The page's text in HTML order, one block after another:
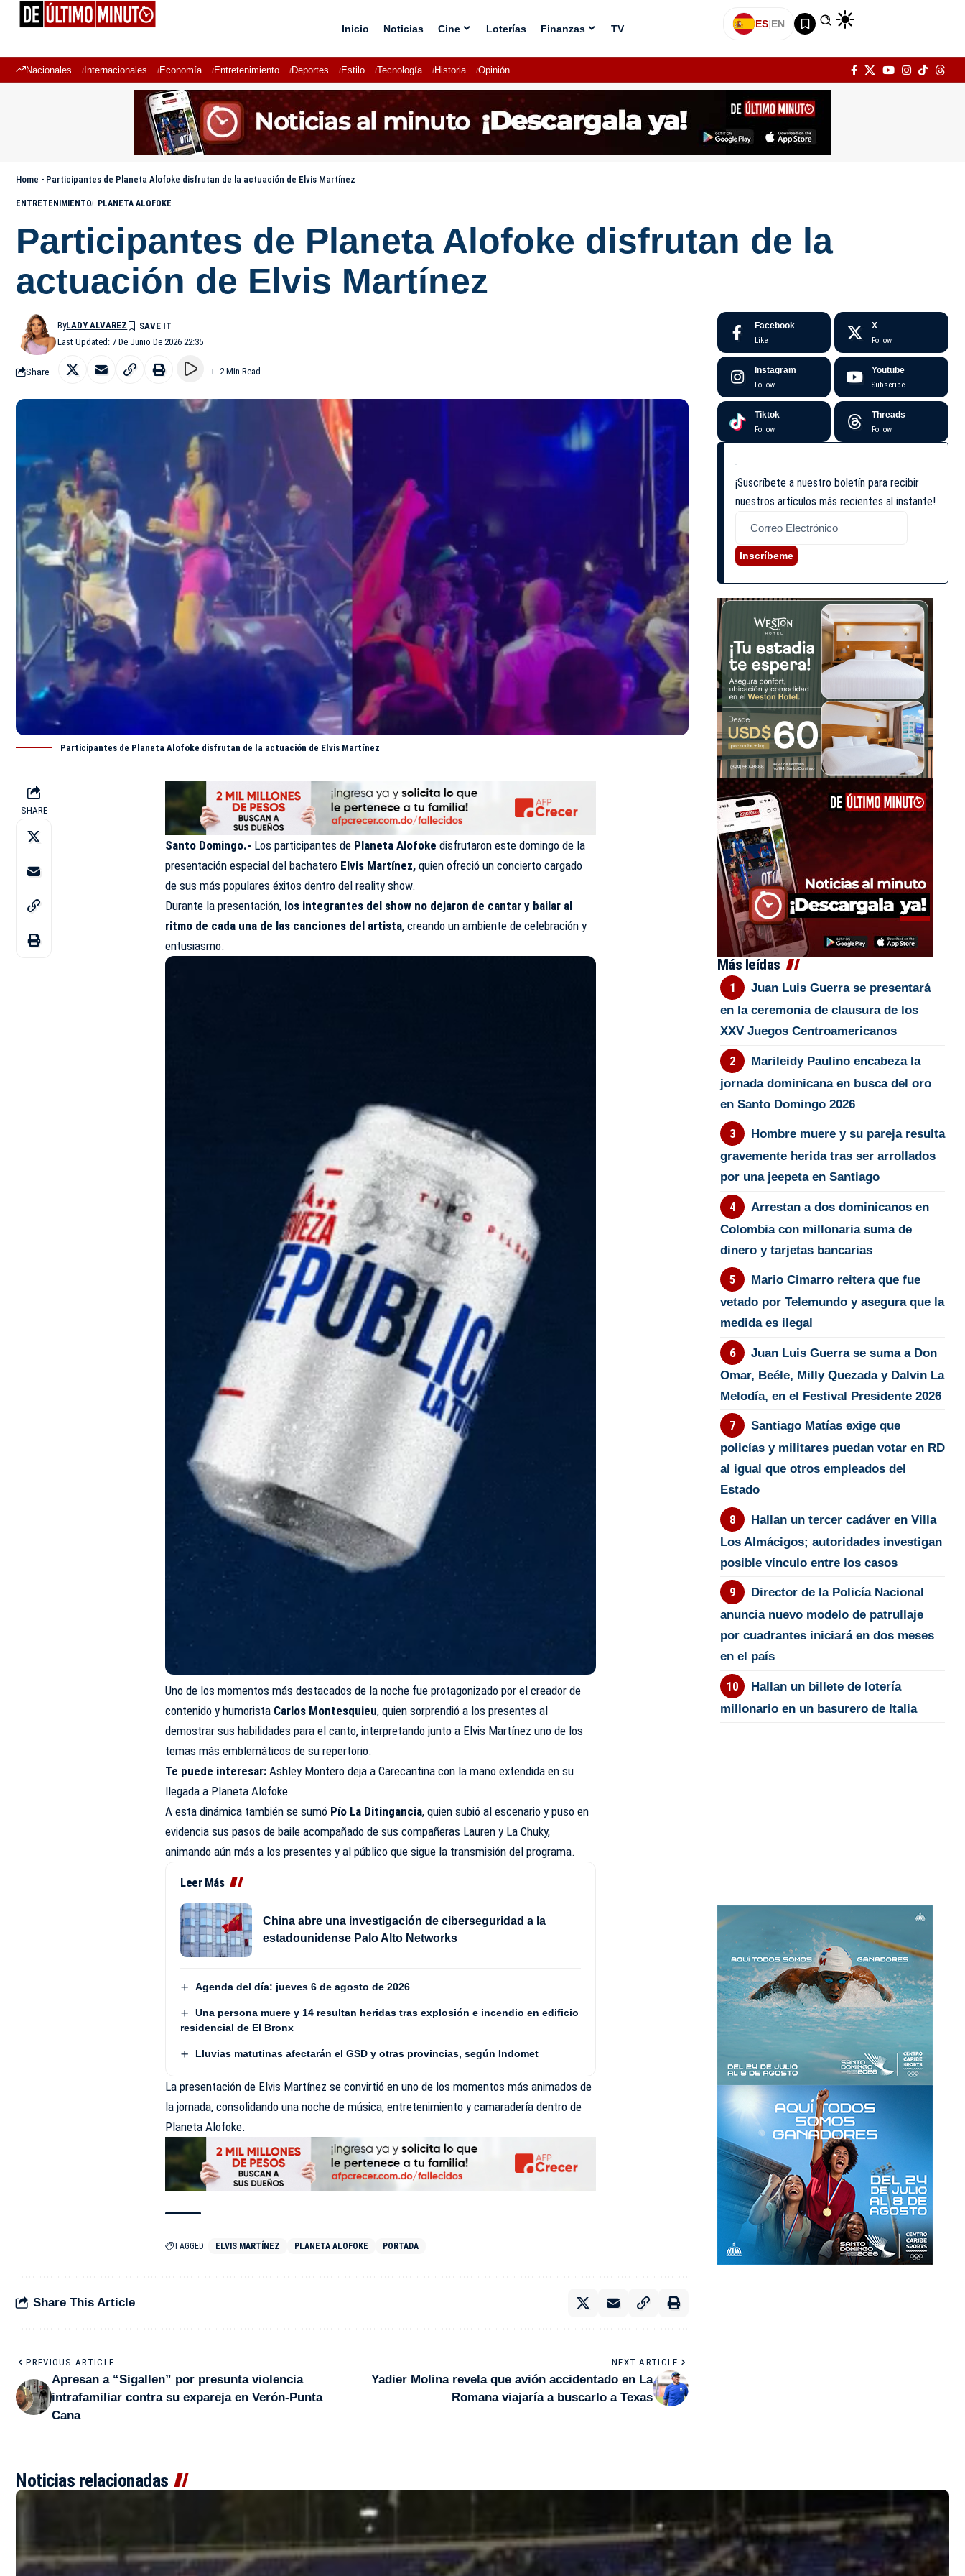
Inicio Noticias Cine Loterías Finanzas TV ES|EN
Nacionales Internacionales Economía Entretenimiento Deportes Estilo Tecnología Historia Opinión
Home - Participantes de Planeta Alofoke disfrutan de la actuación de Elvis Martínez
ENTRETENIMIENTO PLANETA ALOFOKE
Participantes de Planeta Alofoke disfrutan de la
actuación de Elvis Martínez
Last Updated: 7 De Junio De 2026 22:35
ByLADY ALVAREZ
Share 2 Min Read
Participantes de Planeta Alofoke disfrutan de la actuación de Elvis Martínez
SHARE
Santo Domingo.- Los participantes de Planeta Alofokedisfrutaron este domingo de la
presentación especial del bachatero Elvis Martínez, quien ofreció un concierto cargado
de sus más populares éxitos dentro del reality show.
Durante la presentación, los integrantes del show no dejaron de cantar y bailar al
ritmo de cada una de las canciones del artista, creando un ambiente de celebración y
entusiasmo.
Uno de los momentos más destacados de la noche fue protagonizado por el creador de
contenido y humorista Carlos Montesquieu, quien sorprendió a los presentes al
demostrar sus habilidades para el canto, interpretando junto a Elvis Martínez uno de los
temas más emblemáticos de su repertorio.
Te puede interesar:Ashley Montero deja a Carecantina con la mano extendida en su
llegada a Planeta Alofoke
A esta dinámica también se sumó Pío La Ditingancia, quien subió al escenario y puso en
evidencia sus pasos de baile acompañado de sus compañeras Lauren y La Chuky,
animando aún más a los presentes y al público que sigue la transmisión del programa.
Leer Más
China abre una investigación de ciberseguridad a la
estadounidense Palo Alto Networks
Agenda del día: jueves 6 de agosto de 2026
Una persona muere y 14 resultan heridas tras explosión e incendio en edificio
residencial de El Bronx
Lluvias matutinas afectarán el GSD y otras provincias, según Indomet
La presentación de Elvis Martínez se convirtió en uno de los momentos más animados de
la jornada, consolidando una noche de música, entretenimiento y camaradería dentro de
Planeta Alofoke.
TAGGED: ELVIS MARTÍNEZ PLANETA ALOFOKE PORTADA
Share This Article
PREVIOUS ARTICLE
Apresan a “Sigallen” por presunta violencia
intrafamiliar contra su expareja en Verón-Punta
Cana
NEXT ARTICLE
Yadier Molina revela que avión accidentado en La
Romana viajaría a buscarlo a Texas
Facebook
Like
X
Follow
Instagram
Follow
Youtube
Subscribe
Tiktok
Follow
Threads
Follow
¡Suscríbete a nuestro boletín para recibir
nuestros artículos más recientes al instante!
Inscríbeme
Más leídas
Juan Luis Guerra se presentará
en la ceremonia de clausura de los
XXV Juegos Centroamericanos
Marileidy Paulino encabeza la
jornada dominicana en busca del oro
en Santo Domingo 2026
Hombre muere y su pareja resulta
gravemente herida tras ser arrollados
por una jeepeta en Santiago
Arrestan a dos dominicanos en
Colombia con millonaria suma de
dinero y tarjetas bancarias
Mario Cimarro reitera que fue
vetado por Telemundo y asegura que la
medida es ilegal
Juan Luis Guerra se suma a Don
Omar, Beéle, Milly Quezada y Dalvin La
Melodía, en el Festival Presidente 2026
Santiago Matías exige que
policías y militares puedan votar en RD
al igual que otros empleados del
Estado
Hallan un tercer cadáver en Villa
Los Almácigos; autoridades investigan
posible vínculo entre los casos
Director de la Policía Nacional
anuncia nuevo modelo de patrullaje
por cuadrantes iniciará en dos meses
en el país
Hallan un billete de lotería
millonario en un basurero de Italia
Noticias relacionadas